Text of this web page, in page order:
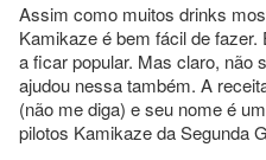
Assim como muitos drinks
Kamikaze é bem fácil de
a ficar popular. Mas claro, não
ajudou nessa também. A
(não me diga) e seu nome é
pilotos Kamikaze da Segunda